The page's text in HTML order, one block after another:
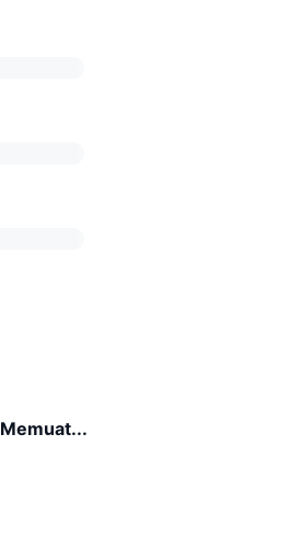
Memuat...